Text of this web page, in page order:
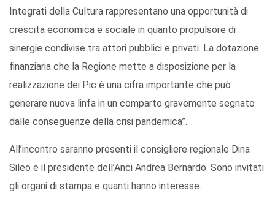
Integrati della Cultura rappresentano una opportunità di
crescita economica e sociale in quanto propulsore di
sinergie condivise tra attori pubblici e privati. La dotazione
finanziaria che la Regione mette a disposizione per la
realizzazione dei Pic è una cifra importante che può
generare nuova linfa in un comparto gravemente segnato
dalle conseguenze della crisi pandemica”.
All’incontro saranno presenti il consigliere regionale Dina
Sileo e il presidente dell’Anci Andrea Bernardo. Sono invitati
gli organi di stampa e quanti hanno interesse.